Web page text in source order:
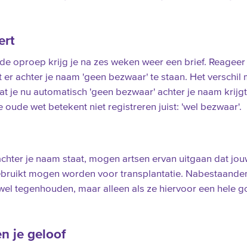
oproep krijg je na zes weken weer een brief. Reageer
achter je naam 'geen bezwaar' te staan. Het verschil
je nu automatisch 'geen bezwaar' achter je naam
oude wet betekent niet registreren juist: 'wel bezwaar'.
je naam staat, mogen artsen ervan uitgaan dat
mogen worden voor transplantatie.
tegenhouden, maar alleen als ze hiervoor een hele
je geloof